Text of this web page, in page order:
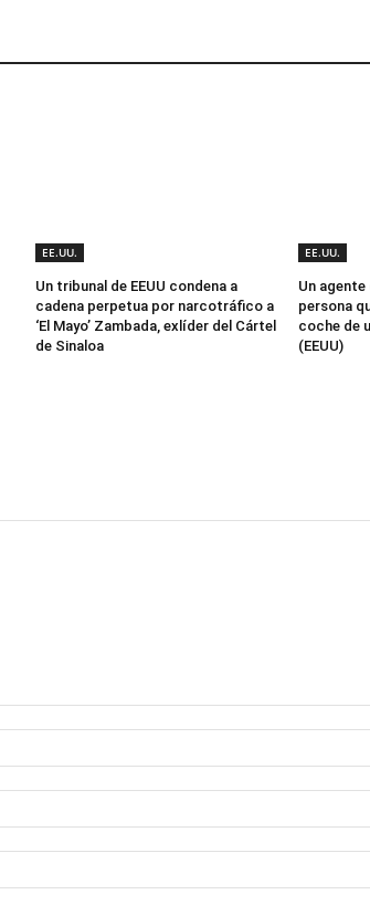
EE.UU.
Un tribunal de EEUU condena a
cadena perpetua por narcotráfico a
‘El Mayo’ Zambada, exlíder del Cártel
de Sinaloa
EE.UU.
Un agente
persona
coche de
(EEUU)